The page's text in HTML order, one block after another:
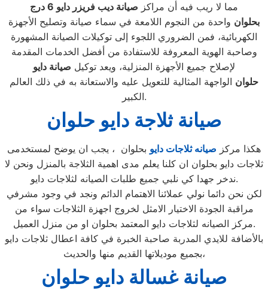
مما لا ريب فيه أن مراكز صيانة ديب فريزر دايو
درج
بحلوان واحدة من النجوم اللامعة في سماء صيانة وتصليح الأجهزة
الكهربائية، فمن الضروري اللجوء إلى توكيلات الصيانة المشهورة
وصاحبة الهوية المعروفة للاستفادة من أفضل الخدمات المقدمة
لإصلاح جميع الأجهزة المنزلية، ويعد توكيل صيانة دايو
حلوان الواجهة المثالية للتعويل عليه والاستعانة به في ذلك العالم
الكبير.
صيانة ثلاجة دايو حلوان
هكذا مركز صيانه ثلاجات دايو بحلوان ، يجب ان يوضح لمستخدمى
ثلاجات دايو بحلوان ان كلنا يعلم مدى اهمية الثلاجة بالمنزل ونحن لا
ندخر جهدا كي نلبي جميع طلبات الصيانه لثلاجات دايو.
لكن نحن دائما نولي عملائنا الاهتمام الدائم ونجد في وجود مشرفي
مراقبة الجودة الاختيار الامثل لخروج اجهزة الثلاجات سواء من
مركز الصيانه لثلاجات دايو المعتمد بحلوان او من منزل العميل.
بالأضافة للايدي المدربة صاحبة الخبرة في كافة اعطال ثلاجات دايو
بجميع موديلاتها القديم منها والحديث،
صيانة غسالة دايو حلوان